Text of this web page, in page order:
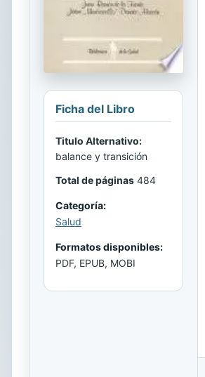
Ficha del Libro
Titulo Alternativo:
balance y transición
Total de páginas 484
Categoría:
Salud
Formatos disponibles:
PDF, EPUB, MOBI